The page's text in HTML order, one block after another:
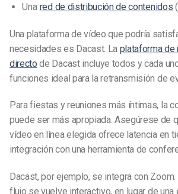
Una red de distribución de contenidos
Una plataforma de vídeo que podría
necesidades es Dacast. La plataforma de
directo de Dacast incluye todos y cada
funciones ideal para la retransmisión de
Para fiestas y reuniones más íntimas, la
puede ser más apropiada. Asegúrese de
vídeo en línea elegida ofrece latencia en
integración con una herramienta de
Dacast, por ejemplo, se integra con
flujo se vuelve interactivo, en lugar de una